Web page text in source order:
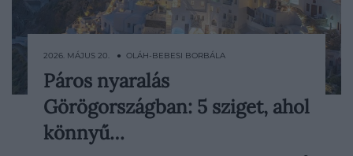
Közeleg a nyár, vele együtt pedig lassan
előkerülnek a közös utazási tervek is. Ha
idén páros nyaralásban gondolkodunk,
érdemes olyan úti célt választani, ahol a
2026. MÁJUS 20. ● OLÁH-BEBESI BORBÁLA
Páros nyaralás
Görögországban: 5 sziget, ahol
könnyű…